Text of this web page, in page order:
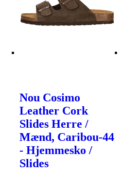
Nou Cosimo
Leather Cork
Slides Herre /
Mænd, Caribou-44
- Hjemmesko /
Slides